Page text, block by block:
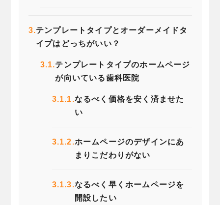
3.テンプレートタイプとオーダーメイドタ
イプはどっちがいい？
3.1.テンプレートタイプのホームページ
が向いている歯科医院
3.1.1.なるべく価格を安く済ませた
い
3.1.2.ホームページのデザインにあ
まりこだわりがない
3.1.3.なるべく早くホームページを
開設したい